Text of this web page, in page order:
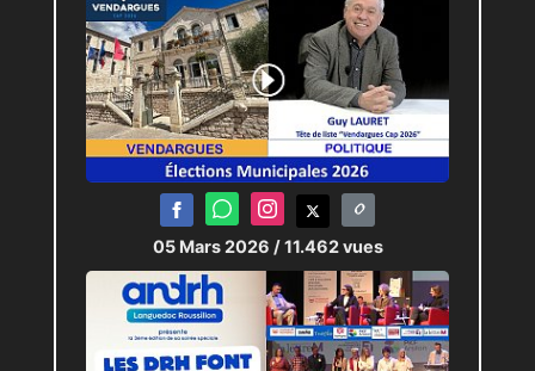
05 Mars 2026 / 11.462 vues